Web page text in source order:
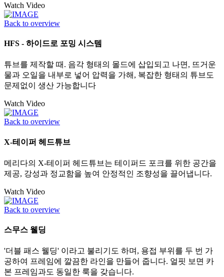
Watch Video
Back to overview
HFS - 하이드로 포밍 시스템
튜브를 제작할 때. 음각 형태의 몰드에 삽입되고 나면, 뜨거운
물과 오일을 내부로 넣어 압력을 가해, 복잡한 형태의 튜브도
문제없이 생산 가능합니다
Watch Video
Back to overview
X-테이퍼 헤드튜브
메리다의 X-테이퍼 헤드튜브는 테이퍼드 포크를 위한 공간을
제공, 강성과 정교함을 높여 안정적인 조향성을 끌어냅니다.
Watch Video
Back to overview
스무스 웰딩
'더블 패스 웰딩' 이라고 불리기도 하며, 용접 부위를 두 번 가
공하여 프레임에 깔끔한 라인을 만들어 줍니다. 얼핏 보면 카
본 프레임과도 동일한 룩을 갖습니다.